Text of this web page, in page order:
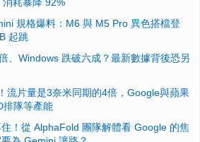
規格爆料：M6 與 M5 Pro 異色搭檔登
起跳
、Windows 跌破六成？最新數據背後恐另
流片量是3奈米同期的4倍，Google與蘋果
排隊等產能
！從 AlphaFold 團隊解體看 Google 的焦